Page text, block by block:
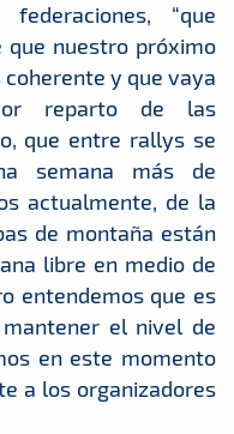
“que
nuestro próximo
y que vaya
reparto de las
que entre rallys se
semana más de
actualmente, de la
de montaña están
libre en medio de
entendemos que es
el nivel de
en este momento
a los organizadores